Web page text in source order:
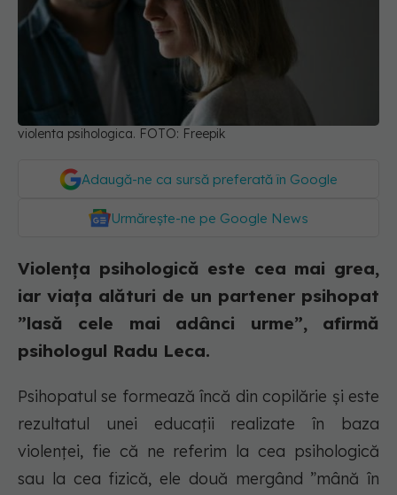
violenta psihologica. FOTO: Freepik
Adaugă-ne ca sursă preferată în Google
Urmărește-ne pe Google News
Violența psihologică este cea mai grea,
iar viața alături de un partener psihopat
”lasă cele mai adânci urme”, afirmă
psihologul Radu Leca.
Psihopatul se formează încă din copilărie și este
rezultatul unei educații realizate în baza
violenței, fie că ne referim la cea psihologică
sau la cea fizică, ele două mergând ”mână în